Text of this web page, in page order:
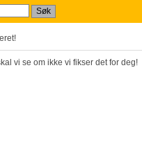
vi se om ikke vi fikser det for deg!